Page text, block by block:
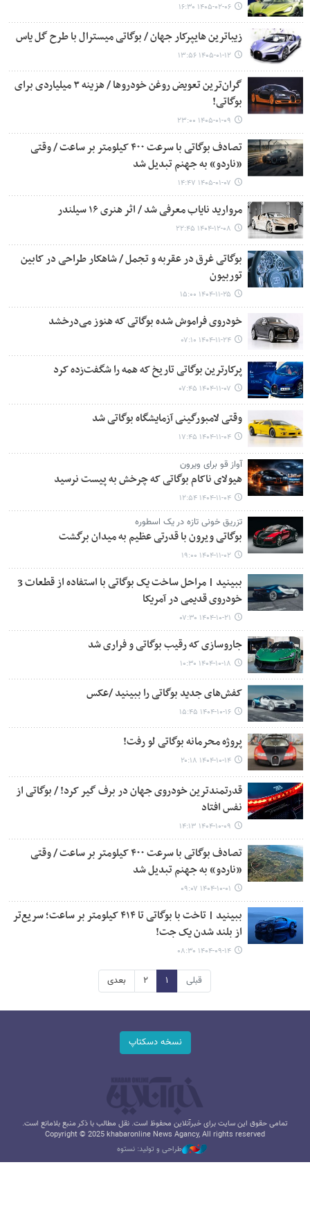
۱۴۰۵-۰۲-۰۶ ۱۶:۳۰
زیباترین هایپرکار جهان / بوگاتی میسترال با طرح گل یاس
۱۴۰۵-۰۱-۱۲ ۱۳:۵۶
گران‌ترین تعویض روغن خودروها / هزینه ۳ میلیاردی برای
بوگاتی!
۱۴۰۵-۰۱-۰۹ ۲۳:۰۰
تصادف بوگاتی با سرعت ۴۰۰ کیلومتر بر ساعت / وقتی
«ناردو» به جهنم تبدیل شد
۱۴۰۵-۰۱-۰۷ ۱۴:۴۷
مروارید نایاب معرفی شد / اثر هنری ۱۶ سیلندر
۱۴۰۴-۱۲-۰۸ ۲۲:۴۵
بوگاتی غرق در عقربه و تجمل / شاهکار طراحی در کابین
توربیون
۱۴۰۴-۱۱-۲۵ ۱۵:۰۰
خودروی فراموش شده بوگاتی که هنوز می‌درخشد
۱۴۰۴-۱۱-۲۴ ۰۷:۱۰
پرکارترین بوگاتی تاریخ که همه را شگفت‌زده کرد
۱۴۰۴-۱۱-۰۷ ۰۷:۴۵
وقتی لامبورگینی آزمایشگاه بوگاتی شد
۱۴۰۴-۱۱-۰۴ ۱۷:۴۵
آواز قو برای ویرون
هیولای ناکام بوگاتی که چرخش به پیست نرسید
۱۴۰۴-۱۱-۰۴ ۱۲:۵۴
تزریق خونی تازه در یک اسطوره
بوگاتی ویرون با قدرتی عظیم به میدان برگشت
۱۴۰۴-۱۱-۰۲ ۱۹:۰۰
ببینید | مراحل ساخت یک بوگاتی با استفاده از قطعات 3
خودروی قدیمی در آمریکا
۱۴۰۴-۱۰-۲۱ ۰۷:۳۰
جاروسازی که رقیب بوگاتی و فراری شد
۱۴۰۴-۱۰-۱۸ ۱۰:۳۰
کفش‌های جدید بوگاتی را ببینید /عکس
۱۴۰۴-۱۰-۱۶ ۱۵:۴۵
پروژه محرمانه بوگاتی لو رفت!
۱۴۰۴-۱۰-۱۴ ۲۰:۱۸
قدرتمندترین خودروی جهان در برف گیر کرد! / بوگاتی از
نفس افتاد
۱۴۰۴-۱۰-۰۹ ۱۴:۱۳
تصادف بوگاتی با سرعت ۴۰۰ کیلومتر بر ساعت / وقتی
«ناردو» به جهنم تبدیل شد
۱۴۰۴-۱۰-۰۱ ۰۹:۰۷
ببینید | تاخت با بوگاتی تا ۴۱۴ کیلومتر بر ساعت؛ سریع‌تر
از بلند شدن یک جت!
۱۴۰۴-۰۹-۱۴ ۰۸:۳۰
قبلی ۱ ۲ بعدی
نسخه دسکتاپ
تمامی حقوق این سایت برای خبرآنلاین محفوظ است. نقل مطالب با ذکر منبع بلامانع است.
Copyright © 2025 khabaronline News Agancy, All rights reserved
طراحی و تولید: نستوه